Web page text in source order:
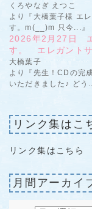
くろやなぎ えつこ
より『大橋葉子様 エ
す。m(__)m 只今...
2026年2月27日 エ
す。 エレガント
大橋葉子
より『先生！CDの完
いただきました♪ ど
リンク集はこ
リンク集はこちら
月間アーカイ